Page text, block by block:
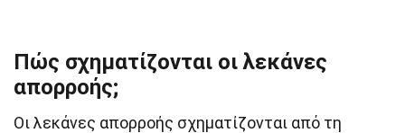
Πώς σχηματίζονται οι λεκάνες
απορροής;
Οι λεκάνες απορροής σχηματίζονται από τη